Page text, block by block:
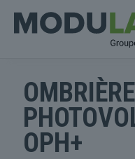
OMBRIÈRE
OPH+